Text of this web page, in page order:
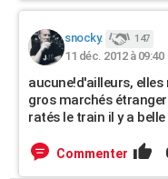
snocky. 147
11 déc. 2012 à 09:40
aucune!d'ailleurs,
gros marchés
ratés le train il y a
Commenter